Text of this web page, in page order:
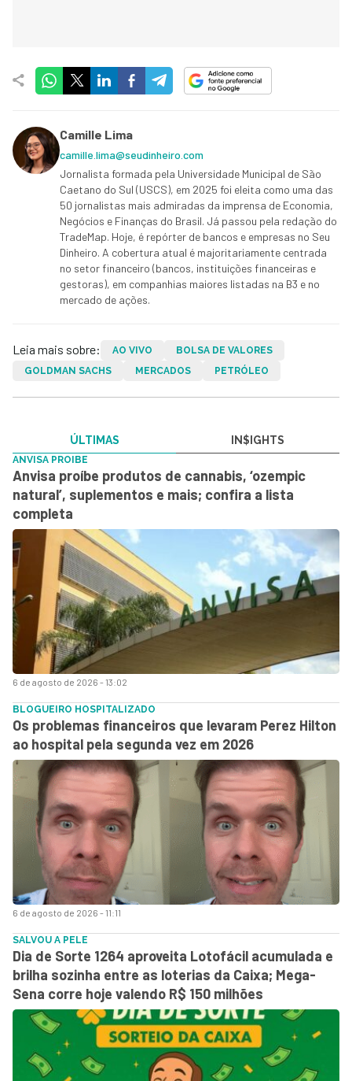
Camille Lima
camille.lima@seudinheiro.com
Jornalista formada pela Universidade Municipal de São
Caetano do Sul (USCS), em 2025 foi eleita como uma das
50 jornalistas mais admiradas da imprensa de Economia,
Negócios e Finanças do Brasil. Já passou pela redação do
TradeMap. Hoje, é repórter de bancos e empresas no Seu
Dinheiro. A cobertura atual é majoritariamente centrada
no setor financeiro (bancos, instituições financeiras e
gestoras), em companhias maiores listadas na B3 e no
mercado de ações.
Leia mais sobre: AO VIVO
BOLSA DE VALORES
GOLDMAN SACHS
MERCADOS PETRÓLEO
ÚLTIMAS IN$IGHTS
6 de agosto de 2026 - 13:02
ANVISA PROIBE
Anvisa proíbe produtos de cannabis, ‘ozempic
natural’, suplementos e mais; confira a lista
completa
6 de agosto de 2026 - 11:11
BLOGUEIRO HOSPITALIZADO
Os problemas financeiros que levaram Perez Hilton
ao hospital pela segunda vez em 2026
SALVOU A PELE
Dia de Sorte 1264 aproveita Lotofácil acumulada e
brilha sozinha entre as loterias da Caixa; Mega-
Sena corre hoje valendo R$ 150 milhões